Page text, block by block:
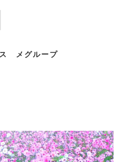
メグループ